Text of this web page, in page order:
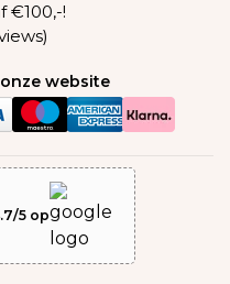
€100,-!
website
5 op